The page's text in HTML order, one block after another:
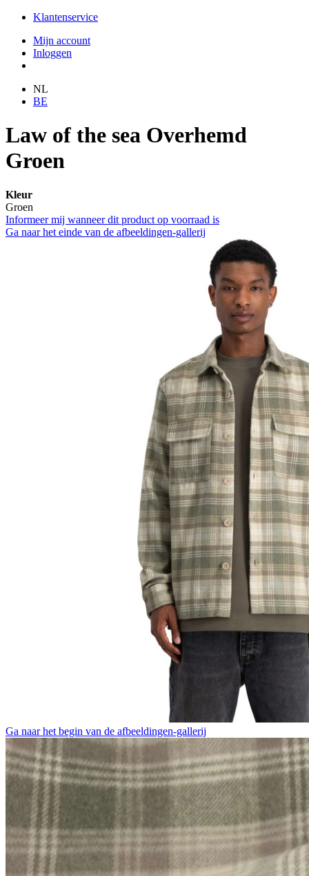
Klantenservice
Mijn account
Inloggen
NL
BE
Law of the sea Overhemd
Groen
Kleur
Groen
Informeer mij wanneer dit product op voorraad is
Ga naar het einde van de afbeeldingen-gallerij
Ga naar het begin van de afbeeldingen-gallerij